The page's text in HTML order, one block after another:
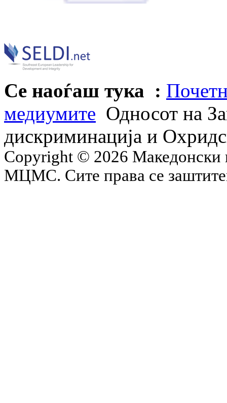
Се наоѓаш тука :
медиумите Односот на
дискриминација и
Copyright © 2026 Македонски
МЦМС. Сите права се